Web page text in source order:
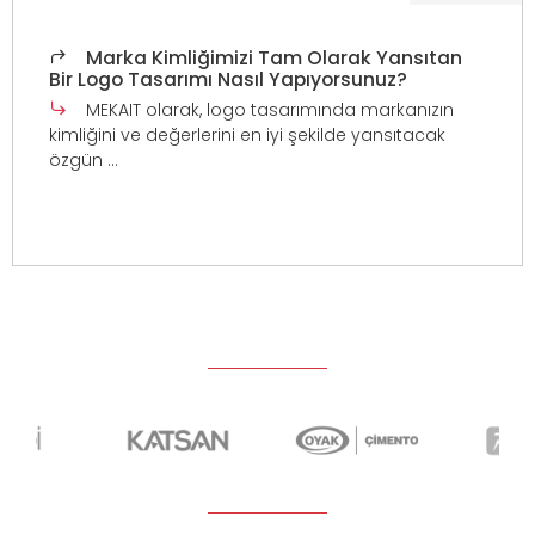
Marka Kimliğimizi Tam Olarak Yansıtan
Bir Logo Tasarımı Nasıl Yapıyorsunuz?
MEKAIT olarak, logo tasarımında markanızın
kimliğini ve değerlerini en iyi şekilde yansıtacak
özgün ...